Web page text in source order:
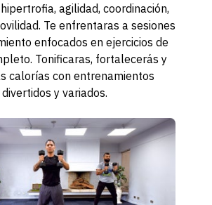
agilidad, coordinación,
Te enfrentaras a sesiones
enfocados en ejercicios de
Tonificaras, fortalecerás y
calorías con entrenamientos
divertidos y variados.